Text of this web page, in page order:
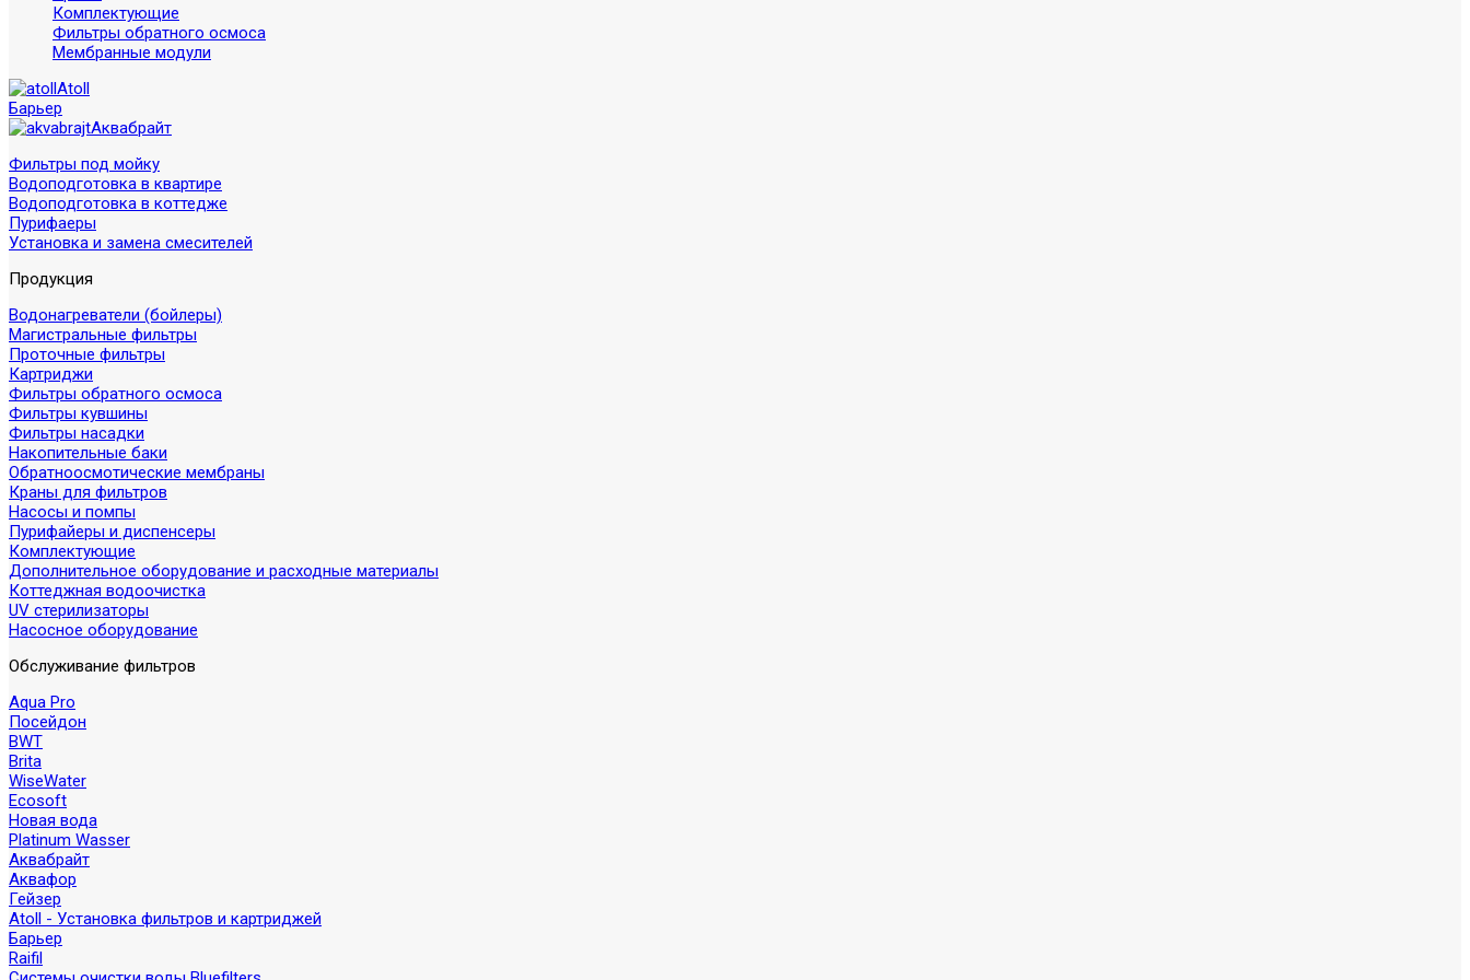
Комплектующие
Фильтры обратного осмоса
Мембранные модули
Atoll
Барьер
Аквабрайт
Фильтры под мойку
Водоподготовка в квартире
Водоподготовка в коттедже
Пурифаеры
Установка и замена смесителей
Продукция
Водонагреватели (бойлеры)
Магистральные фильтры
Проточные фильтры
Картриджи
Фильтры обратного осмоса
Фильтры кувшины
Фильтры насадки
Накопительные баки
Обратноосмотические мембраны
Краны для фильтров
Насосы и помпы
Пурифайеры и диспенсеры
Комплектующие
Дополнительное оборудование и расходные материалы
Коттеджная водоочистка
UV стерилизаторы
Насосное оборудование
Обслуживание фильтров
Aqua Pro
Посейдон
BWT
Brita
WiseWater
Ecosoft
Новая вода
Platinum Wasser
Аквабрайт
Аквафор
Гейзер
Atoll - Установка фильтров и картриджей
Барьер
Raifil